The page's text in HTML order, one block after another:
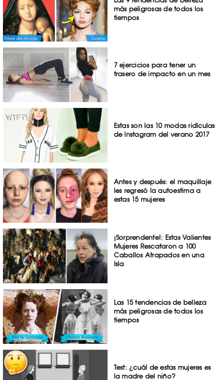
más peligrosas de todos los
tiempos
7 ejercicios para tener un
trasero de impacto en un mes
Estas son las 10 modas ridículas
de Instagram del verano 2017
Antes y después: el maquillaje
les regresó la autoestima a
estas 15 mujeres
¡Sorprendente!: Estas Valientes
Mujeres Rescataron a 100
Caballos Atrapados en una
Isla
Las 15 tendencias de belleza
más peligrosas de todos los
tiempos
Test: ¿cuál de estas mujeres es
la madre del niño?